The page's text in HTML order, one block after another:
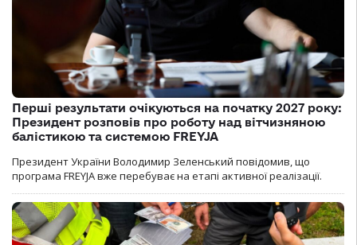
Перші результати очікуються на початку 2027 року:
Президент розповів про роботу над вітчизняною
балістикою та системою FREYJA
Президент України Володимир Зеленський повідомив, що
програма FREYJA вже перебуває на етапі активної реалізації.